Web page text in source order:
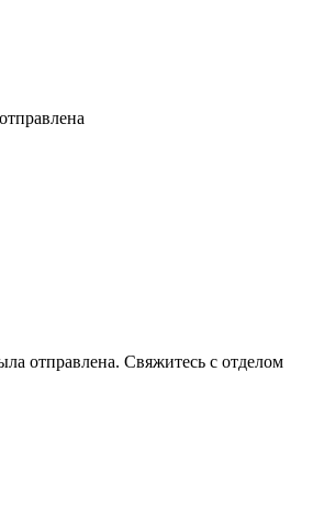
отправлена. Свяжитесь с отделом